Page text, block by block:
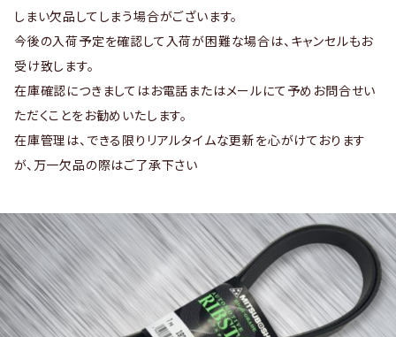
しまい欠品してしまう場合がございます。
今後の入荷予定を確認して入荷が困難な場合は、キャンセルもお
受け致します。
在庫確認につきましてはお電話またはメールにて予めお問合せい
ただくことをお勧めいたします。
在庫管理は、できる限りリアルタイムな更新を心がけております
が、万一欠品の際はご了承下さい